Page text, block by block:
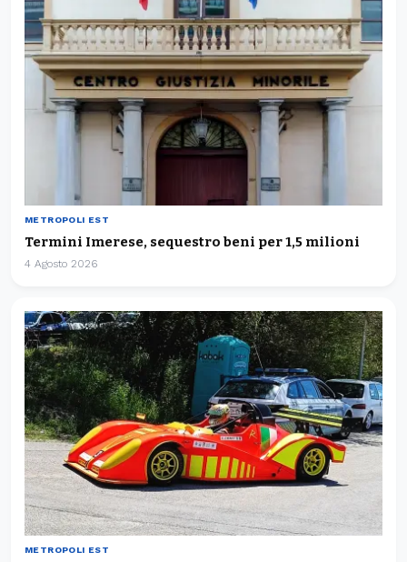
METROPOLI EST
Termini Imerese, sequestro beni per 1,5 milioni
4 Agosto 2026
METROPOLI EST